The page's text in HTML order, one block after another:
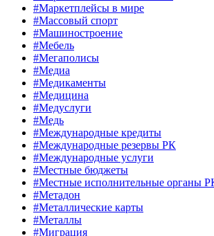
#Маркетплейсы в мире
#Массовый спорт
#Машиностроение
#Мебель
#Мегаполисы
#Медиа
#Медикаменты
#Медицина
#Медуслуги
#Медь
#Международные кредиты
#Международные резервы РК
#Международные услуги
#Местные бюджеты
#Местные исполнительные органы
#Метадон
#Металлические карты
#Металлы
#Миграция